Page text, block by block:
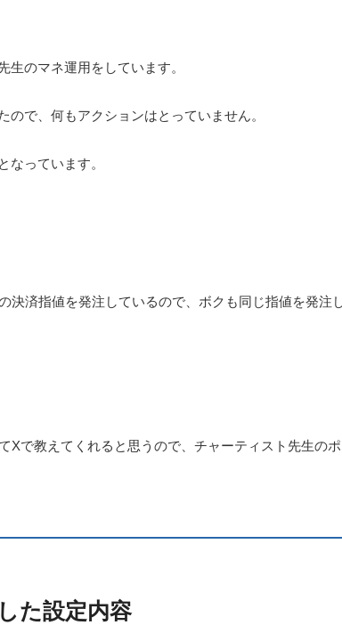
のマネ運用をしています。
で、何もアクションはとっていません。
なっています。
決済指値を発注しているので、ボクも同じ指値を発注
Xで教えてくれると思うので、チャーティスト先生のポ
た設定内容